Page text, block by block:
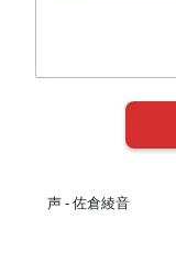
声 - 佐倉綾音